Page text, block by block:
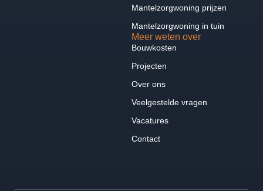
Mantelzorgwoning prijzen
Mantelzorgwoning in tuin
Meer weten over
Bouwkosten
Projecten
Over ons
Veelgestelde vragen
Vacatures
Contact